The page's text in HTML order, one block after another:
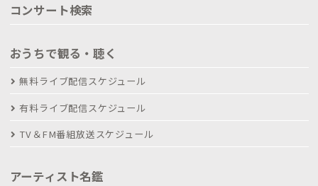
コンサート検索
おうちで観る・聴く
無料ライブ配信スケジュール
有料ライブ配信スケジュール
TV＆FM番組放送スケジュール
アーティスト名鑑